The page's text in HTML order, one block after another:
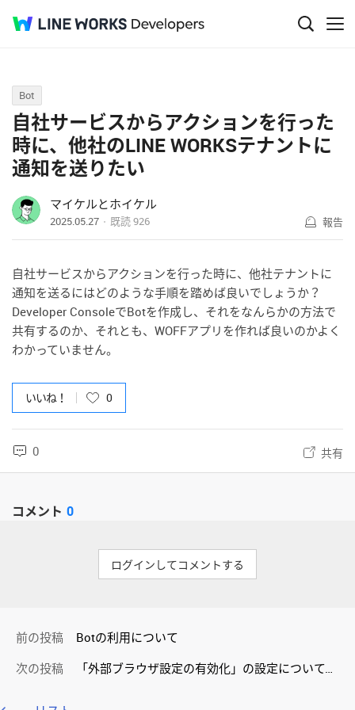
Q&A
Bot
自社サービスからアクションを行った
時に、他社のLINE WORKSテナントに
通知を送りたい
マイケルとホイケル
2025.05.27 既読926 報告
自社サービスからアクションを行った時に、他社テナントに
通知を送るにはどのような手順を踏めば良いでしょうか？
Developer ConsoleでBotを作成し、それをなんらかの方法で
共有するのか、それとも、WOFFアプリを作れば良いのかよく
わかっていません。
いいね！ 0
0 共有
コメント 0
ログインしてコメントする
前の投稿
Botの利用について
次の投稿
「外部ブラウザ設定の有効化」の設定について、APIでの設定変更について